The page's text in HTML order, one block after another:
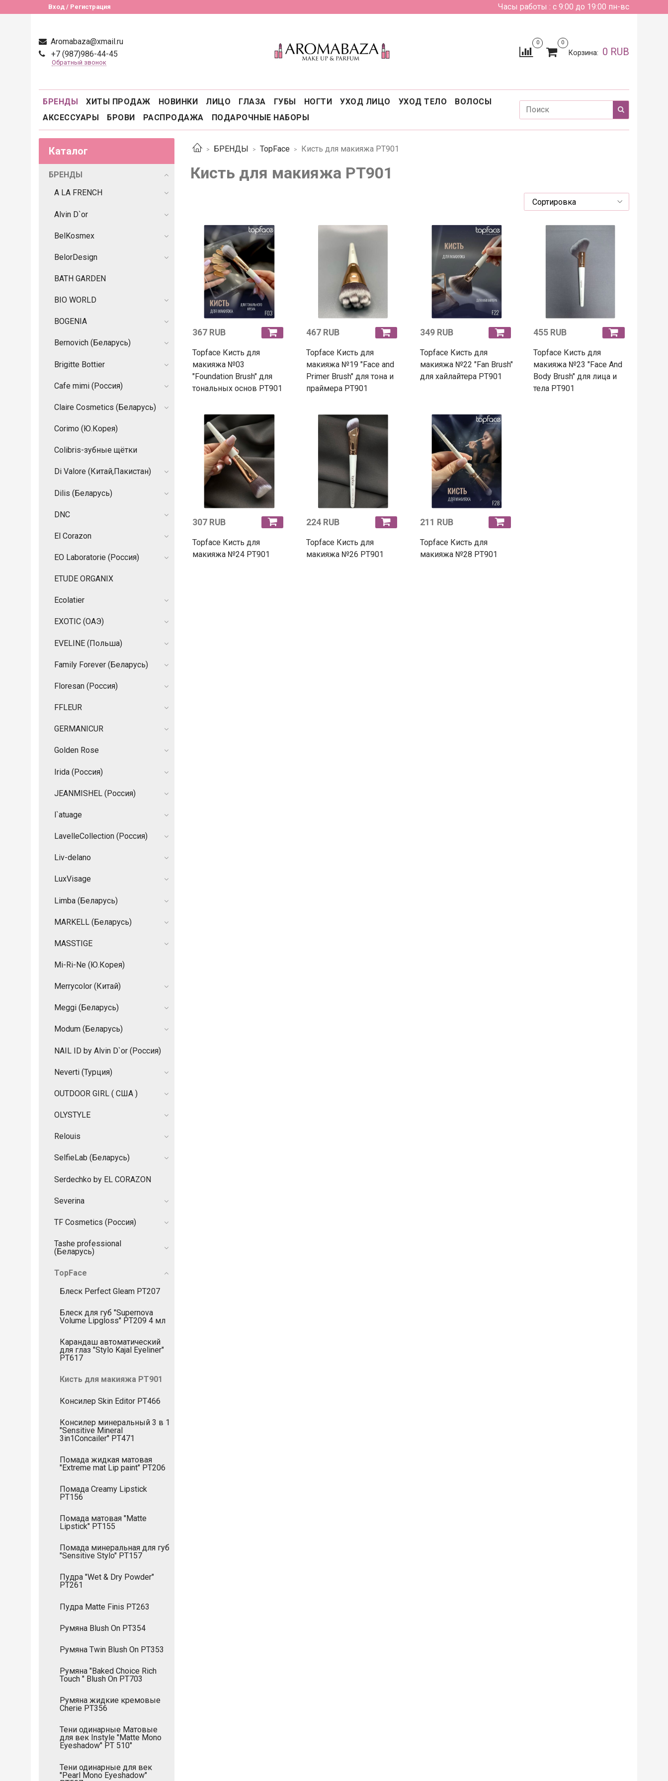
Вход / Регистрация Часы работы : с 9:00 до 19:00 пн-вс
Aromabaza@xmail.ru
+7 (987)986-44-45
Обратный звонок
0 0
Корзина: 0 RUB
БРЕНДЫ ХИТЫ ПРОДАЖ НОВИНКИ ЛИЦО ГЛАЗА ГУБЫ НОГТИ УХОД ЛИЦО УХОД ТЕЛО
ВОЛОСЫ
АКСЕССУАРЫ
БРОВИ РАСПРОДАЖА ПОДАРОЧНЫЕ НАБОРЫ
БРЕНДЫ TopFace Кисть для макияжа PT901
Кисть для макияжа PT901
367 RUB
Topface Кисть для
макияжа №03
"Foundation Brush" для
тональных основ PT901
467 RUB
Topface Кисть для
макияжа №19 "Face and
Primer Brush" для тона и
праймера PT901
349 RUB
Topface Кисть для
макияжа №22 "Fan Brush"
для хайлайтера PT901
455 RUB
Topface Кисть для
макияжа №23 "Face And
Body Brush" для лица и
тела PT901
307 RUB
Topface Кисть для
макияжа №24 PT901
224 RUB
Topface Кисть для
макияжа №26 PT901
211 RUB
Topface Кисть для
макияжа №28 PT901
Каталог
БРЕНДЫ
A LA FRENCH
Alvin D`or
BelKosmex
BelorDesign
BATH GARDEN
BIO WORLD
BOGENIA
Bernovich (Беларусь)
Brigitte Bottier
Cafe mimi (Россия)
Claire Cosmetics (Беларусь)
Corimo (Ю.Корея)
Colibris-зубные щётки
Di Valore (Китай,Пакистан)
Dilis (Беларусь)
DNC
El Corazon
EO Laboratorie (Россия)
ETUDE ORGANIX
Ecolatier
EXOTIC (ОАЭ)
EVELINE (Польша)
Family Forever (Беларусь)
Floresan (Россия)
FFLEUR
GERMANIСUR
Golden Rose
Irida (Россия)
JEANMISHEL (Россия)
l`atuage
LavelleCollection (Россия)
Liv-delano
LuxVisage
Limba (Беларусь)
MARKELL (Беларусь)
MASSTIGE
Mi-Ri-Ne (Ю.Корея)
Merrycolor (Китай)
Meggi (Беларусь)
Modum (Беларусь)
NAIL ID by Alvin D`or (Россия)
Neverti (Турция)
OUTDOOR GIRL ( США )
OLYSTYLE
Relouis
SelfieLab (Беларусь)
Serdechko by EL CORAZON
Severina
TF Cosmetics (Россия)
Tashe professional
(Беларусь)
TopFace
Блеск Perfect Gleam PT207
Блеск для губ "Supernova
Volume Lipgloss" РТ209 4 мл
Карандаш автоматический
для глаз "Stylo Kajal Eyeliner"
PT617
Кисть для макияжа PT901
Консилер Skin Editor PT466
Консилер минеральный 3 в 1
"Sensitive Mineral
3in1Concailer" PT471
Помада жидкая матовая
"Extreme mat Lip paint" PT206
Помада Creamy Lipstick
РТ156
Помада матовая "Matte
Lipstick" РТ155
Помада минеральная для губ
"Sensitive Stylo" PT157
Пудра "Wet & Dry Powder"
PT261
Пудра Matte Finis PT263
Румяна Blush On PT354
Румяна Twin Blush On PT353
Румяна "Baked Choice Rich
Touch " Blush On PT703
Румяна жидкие кремовые
Cherie РТ356
Тени одинарные Матовые
для век Instyle "Matte Mono
Eyeshadow" PT 510"
Тени одинарные для век
"Pearl Mono Eyeshadow"